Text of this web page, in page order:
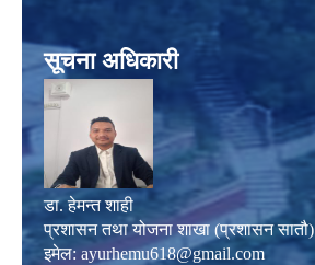
सूचना अधिकारी
डा. हेमन्त शाही
प्रशासन तथा योजना शाखा (प्रशासन सातौ)
इमेल: ayurhemu618@gmail.com